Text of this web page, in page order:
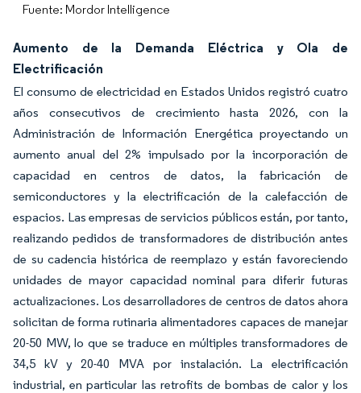
Fuente: Mordor Intelligence
Aumento de la Demanda Eléctrica y Ola de
Electrificación
El consumo de electricidad en Estados Unidos registró cuatro
años consecutivos de crecimiento hasta 2026, con la
Administración de Información Energética proyectando un
aumento anual del 2% impulsado por la incorporación de
capacidad en centros de datos, la fabricación de
semiconductores y la electrificación de la calefacción de
espacios. Las empresas de servicios públicos están, por tanto,
realizando pedidos de transformadores de distribución antes
de su cadencia histórica de reemplazo y están favoreciendo
unidades de mayor capacidad nominal para diferir futuras
actualizaciones. Los desarrolladores de centros de datos ahora
solicitan de forma rutinaria alimentadores capaces de manejar
20-50 MW, lo que se traduce en múltiples transformadores de
34,5 kV y 20-40 MVA por instalación. La electrificación
industrial, en particular las retrofits de bombas de calor y los